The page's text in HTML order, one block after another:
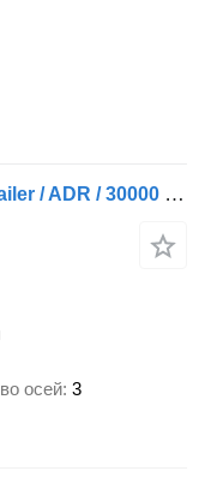
LAG O-3-ST L4BH bitumen semi-trailer / ADR / 30000 l / Several units
осей 3